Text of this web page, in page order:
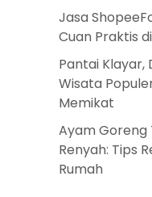
Jasa
Cuan Praktis
Pantai Klayar,
Wisata
Memikat
Ayam Goreng
Renyah: Tips
Rumah